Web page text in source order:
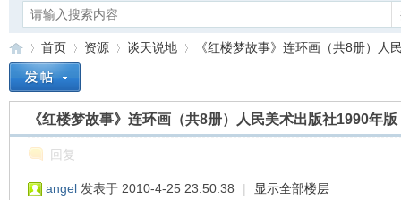
首页
›
资源
›
谈天说地
›
《红楼梦故事》连环画（共8册）人
《红楼梦故事》连环画（共8册）人民美术出版社1990年版
回复
angel 发表于 2010-4-25 23:50:38 | 显示全部楼层